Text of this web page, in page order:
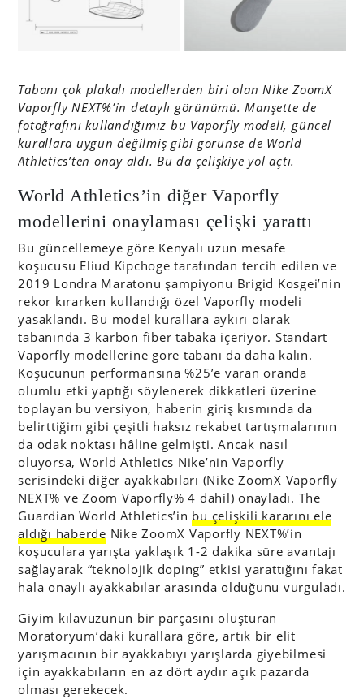
Tabanı çok plakalı modellerden biri olan Nike ZoomX
Vaporfly NEXT%’in detaylı görünümü. Manşette de
fotoğrafını kullandığımız bu Vaporfly modeli, güncel
kurallara uygun değilmiş gibi görünse de World
Athletics’ten onay aldı. Bu da çelişkiye yol açtı.
World Athletics’in diğer Vaporfly
modellerini onaylaması çelişki yarattı
Bu güncellemeye göre Kenyalı uzun mesafe
koşucusu Eliud Kipchoge tarafından tercih edilen ve
2019 Londra Maratonu şampiyonu Brigid Kosgei’nin
rekor kırarken kullandığı özel Vaporfly modeli
yasaklandı. Bu model kurallara aykırı olarak
tabanında 3 karbon fiber tabaka içeriyor. Standart
Vaporfly modellerine göre tabanı da daha kalın.
Koşucunun performansına %25’e varan oranda
olumlu etki yaptığı söylenerek dikkatleri üzerine
toplayan bu versiyon, haberin giriş kısmında da
belirttiğim gibi çeşitli haksız rekabet tartışmalarının
da odak noktası hâline gelmişti. Ancak nasıl
oluyorsa, World Athletics Nike’nin Vaporfly
serisindeki diğer ayakkabıları (Nike ZoomX Vaporfly
NEXT% ve Zoom Vaporfly% 4 dahil) onayladı. The
Guardian World Athletics’in bu çelişkili kararını ele
aldığı haberde Nike ZoomX Vaporfly NEXT%’in
koşuculara yarışta yaklaşık 1-2 dakika süre avantajı
sağlayarak “teknolojik doping” etkisi yarattığını fakat
hala onaylı ayakkabılar arasında olduğunu vurguladı.
Giyim kılavuzunun bir parçasını oluşturan
Moratoryum’daki kurallara göre, artık bir elit
yarışmacının bir ayakkabıyı yarışlarda giyebilmesi
için ayakkabıların en az dört aydır açık pazarda
olması gerekecek.